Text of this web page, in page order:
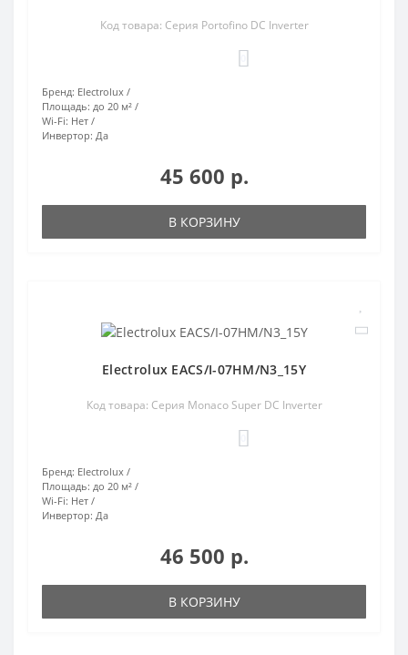
Код товара: Серия Portofino DC Inverter
Бренд: Electrolux
Площадь: до 20 м²
Wi-Fi: Нет
Инвертор: Да
45 600 р.
В КОРЗИНУ
Electrolux EACS/I-07HM/N3_15Y
Код товара: Серия Monaco Super DC Inverter
Бренд: Electrolux
Площадь: до 20 м²
Wi-Fi: Нет
Инвертор: Да
46 500 р.
В КОРЗИНУ